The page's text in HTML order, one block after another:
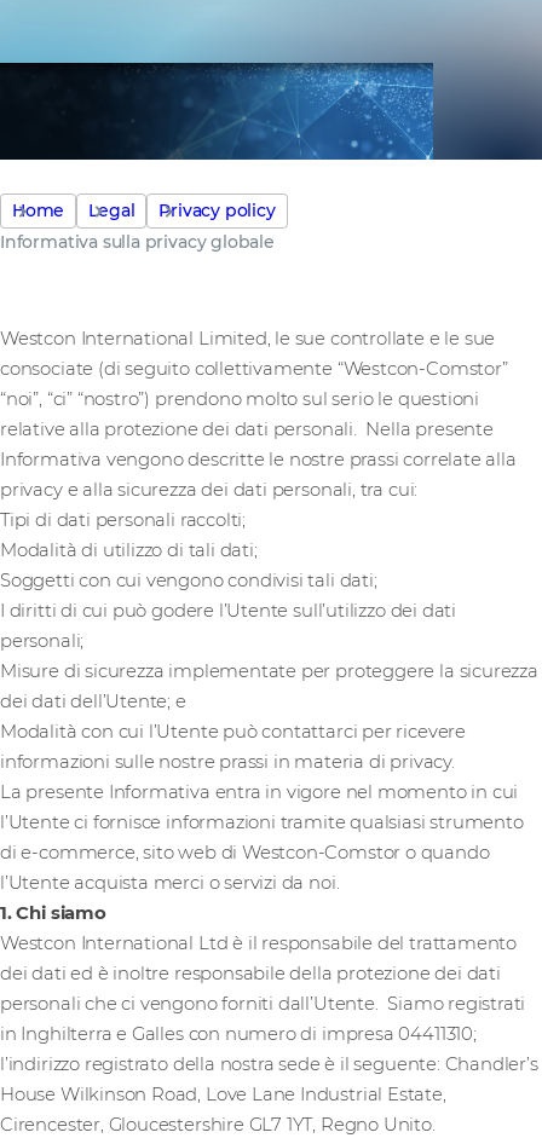
Home Legal
Privacy policy
Informativa sulla privacy globale
Westcon International Limited, le sue controllate e le sue
consociate (di seguito collettivamente “Westcon-Comstor”
“noi”, “ci” “nostro”) prendono molto sul serio le questioni
relative alla protezione dei dati personali. Nella presente
Informativa vengono descritte le nostre prassi correlate alla
privacy e alla sicurezza dei dati personali, tra cui:
Tipi di dati personali raccolti;
Modalità di utilizzo di tali dati;
Soggetti con cui vengono condivisi tali dati;
I diritti di cui può godere l’Utente sull’utilizzo dei dati
personali;
Misure di sicurezza implementate per proteggere la sicurezza
dei dati dell’Utente; e
Modalità con cui l’Utente può contattarci per ricevere
informazioni sulle nostre prassi in materia di privacy.
La presente Informativa entra in vigore nel momento in cui
l’Utente ci fornisce informazioni tramite qualsiasi strumento
di e-commerce, sito web di Westcon-Comstor o quando
l’Utente acquista merci o servizi da noi.
1. Chi siamo
Westcon International Ltd è il responsabile del trattamento
dei dati ed è inoltre responsabile della protezione dei dati
personali che ci vengono forniti dall’Utente. Siamo registrati
in Inghilterra e Galles con numero di impresa 04411310;
l’indirizzo registrato della nostra sede è il seguente: Chandler’s
House Wilkinson Road, Love Lane Industrial Estate,
Cirencester, Gloucestershire GL7 1YT, Regno Unito.